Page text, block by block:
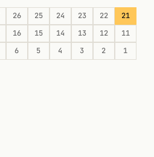
26 25 24 23 22
21
16 15 14 13 12
11
6 5 4 3 2 1